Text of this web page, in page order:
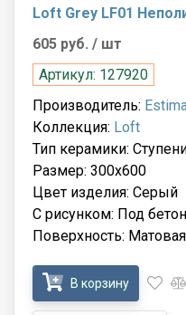
Loft Grey LF01
605 руб. / шт
Артикул: 127920
Производитель:
Коллекция: Loft
Тип керамики:
Размер: 300x600
Цвет изделия: Серый
С рисунком: Под бетон
Поверхность: Матовая
В корзину